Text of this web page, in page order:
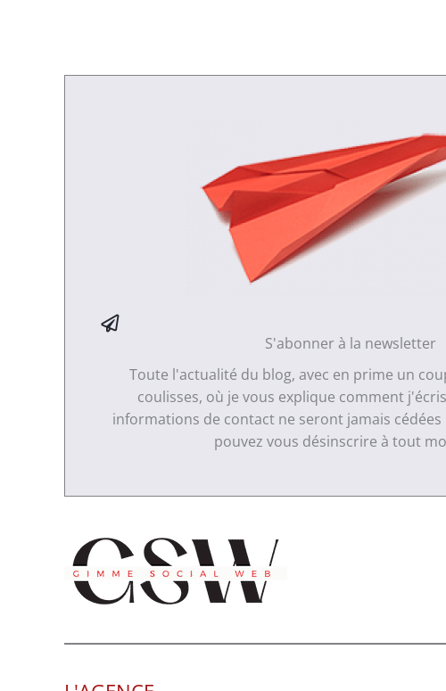
S'abonner à la newsletter
Toute l'actualité du blog, avec en prime un
coulisses, où je vous explique comment
informations de contact ne seront jamais cédées
pouvez vous désinscrire à tout